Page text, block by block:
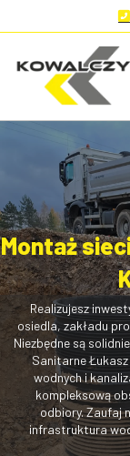
Montaż
Realizujesz
osiedla, zakładu
Niezbędne są
Sanitarne Łukasz
wodnych i
kompleksową
odbiory. Zaufaj
infrastruktura